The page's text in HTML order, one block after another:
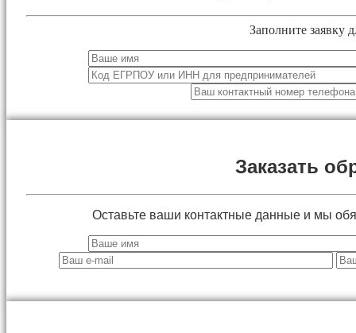
Заполните заявку
Заказать
Оставьте ваши контактные данные и мы